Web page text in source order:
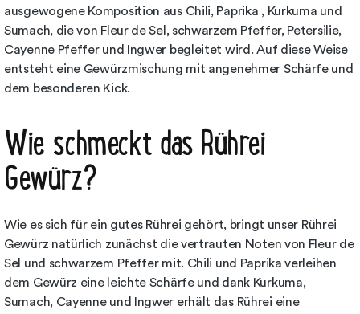
ausgewogene Komposition aus Chili, Paprika , Kurkuma und
Sumach, die von Fleur de Sel, schwarzem Pfeffer, Petersilie,
Cayenne Pfeffer und Ingwer begleitet wird. Auf diese Weise
entsteht eine Gewürzmischung mit angenehmer Schärfe und
dem besonderen Kick.
Wie schmeckt das Rührei
Gewürz?
Wie es sich für ein gutes Rührei gehört, bringt unser Rührei
Gewürz natürlich zunächst die vertrauten Noten von Fleur de
Sel und schwarzem Pfeffer mit. Chili und Paprika verleihen
dem Gewürz eine leichte Schärfe und dank Kurkuma,
Sumach, Cayenne und Ingwer erhält das Rührei eine